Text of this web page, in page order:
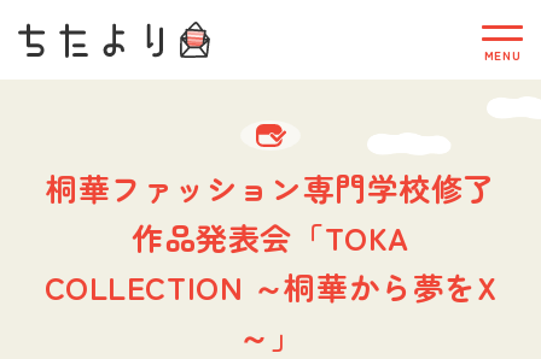
桐華ファッション専門学校修了
作品発表会「TOKA
COLLECTION ～桐華から夢をX
～」